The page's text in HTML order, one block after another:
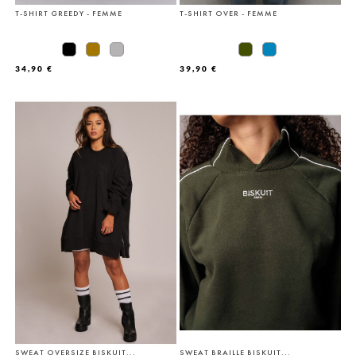
T-SHIRT GREEDY - FEMME
34,90 €
T-SHIRT OVER - FEMME
39,90 €
SWEAT OVERSIZE BISKUIT... SWEAT BRAILLE BISKUIT...